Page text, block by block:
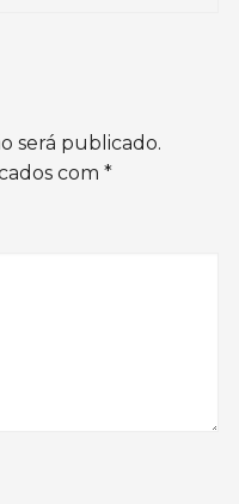
será publicado.
com*